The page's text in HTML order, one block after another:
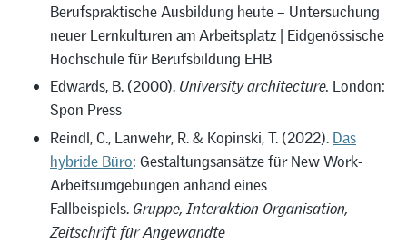
Berufspraktische Ausbildung heute – Untersuchung
neuer Lernkulturen am Arbeitsplatz | Eidgenössische
Hochschule für Berufsbildung EHB
Edwards, B. (2000). University architecture. London:
Spon Press
Reindl, C., Lanwehr, R. & Kopinski, T. (2022). Das
hybride Büro: Gestaltungsansätze für New Work-
Arbeitsumgebungen anhand eines
Fallbeispiels. Gruppe, Interaktion Organisation,
Zeitschrift für Angewandte